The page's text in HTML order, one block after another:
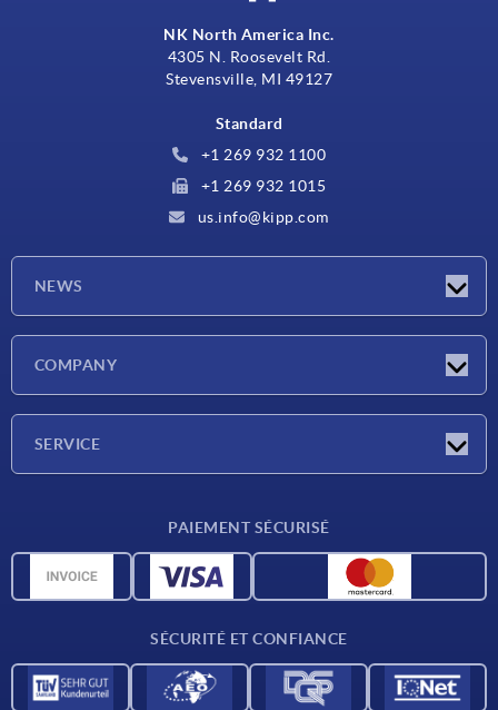
NK North America Inc.
4305 N. Roosevelt Rd.
Stevensville, MI 49127
Standard
+1 269 932 1100
+1 269 932 1015
us.info@kipp.com
NEWS
COMPANY
SERVICE
Matériaux
PAIEMENT SÉCURISÉ
SÉCURITÉ ET CONFIANCE